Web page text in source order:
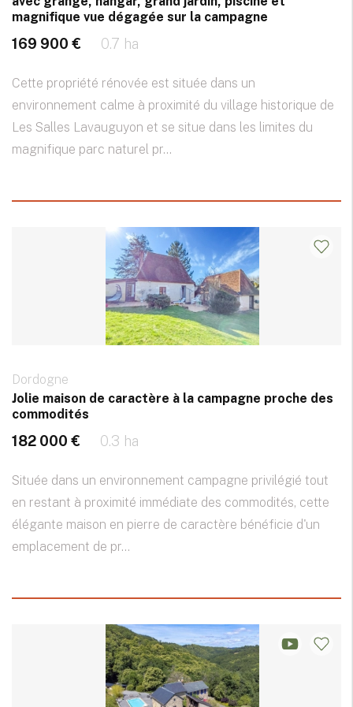
magnifique vue dégagée sur la campagne
169 900 € 0.7 ha
Cette propriété rénovée est située dans un
environnement calme à proximité du village historique de
Les Salles Lavauguyon et se situe dans les limites du
magnifique parc naturel pr...
Dordogne
Jolie maison de caractère à la campagne proche des
commodités
182 000 € 0.3 ha
Située dans un environnement campagne privilégié tout
en restant à proximité immédiate des commodités, cette
élégante maison en pierre de caractère bénéficie d'un
emplacement de pr...